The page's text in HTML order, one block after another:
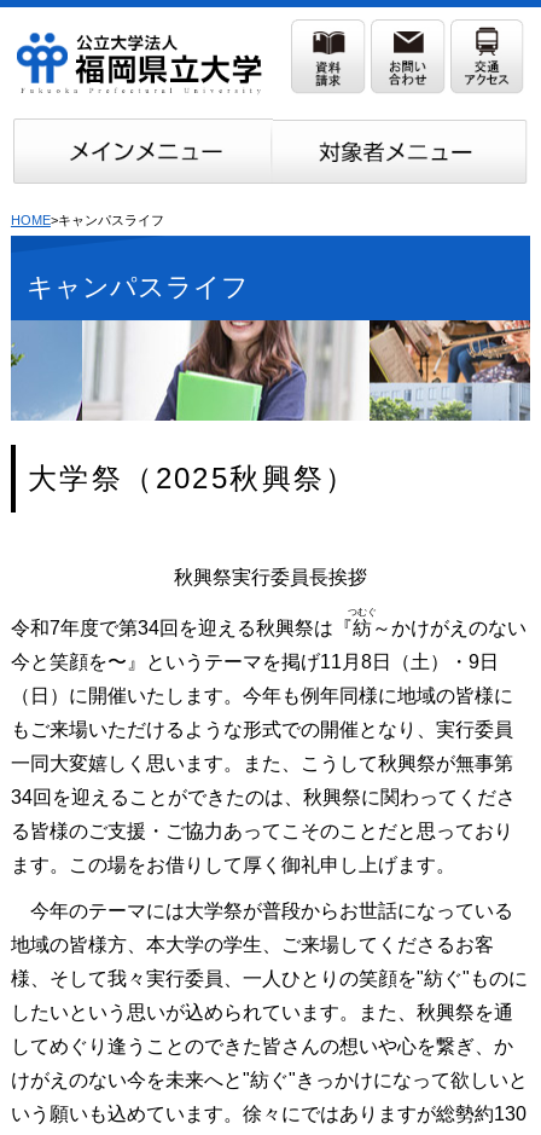
HOME>キャンパスライフ
キャンパスライフ
大学祭（2025秋興祭）
秋興祭実行委員長挨拶
令和7年度で第34回を迎える秋興祭は『紡
つむぐ
～かけがえのない
今と笑顔を〜』というテーマを掲げ11月8日（土）・9日
（日）に開催いたします。今年も例年同様に地域の皆様に
もご来場いただけるような形式での開催となり、実行委員
一同大変嬉しく思います。また、こうして秋興祭が無事第
34回を迎えることができたのは、秋興祭に関わってくださ
る皆様のご支援・ご協力あってこそのことだと思っており
ます。この場をお借りして厚く御礼申し上げます。
今年のテーマには大学祭が普段からお世話になっている
地域の皆様方、本大学の学生、ご来場してくださるお客
様、そして我々実行委員、一人ひとりの笑顔を"紡ぐ"ものに
したいという思いが込められています。また、秋興祭を通
してめぐり逢うことのできた皆さんの想いや心を繋ぎ、か
けがえのない今を未来へと"紡ぐ"きっかけになって欲しいと
いう願いも込めています。徐々にではありますが総勢約130